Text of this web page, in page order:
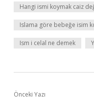
Hangi ismi koymak caiz
Islama göre bebeğe isim
Ism i celal ne demek
Önceki Yazı